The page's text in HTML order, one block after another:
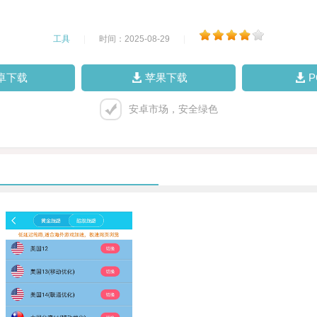
工具 时间：2025-08-29
下载 苹果下载
安卓市场，安全绿色